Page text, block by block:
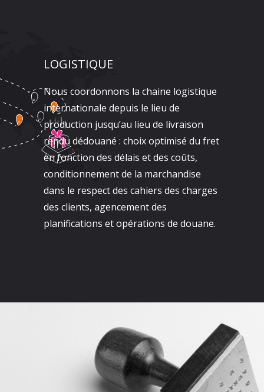
LOGISTIQUE
Nous coordonnons la chaine logistique
internationale depuis le lieu de
production jusqu’au lieu de livraison
rendu dédouané : choix optimisé du fret
en fonction des délais et des coûts,
conditionnement de la marchandise
dans le respect des cahiers des charges
des clients, agencement des
planifications et opérations de douane.